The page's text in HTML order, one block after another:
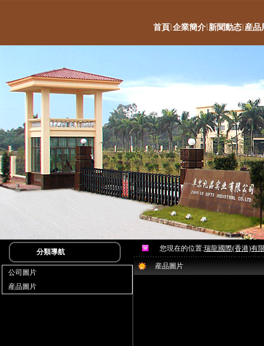
首頁 企業簡介 新聞動态 産品
分類導航
公司圖片
産品圖片
您現在的位置:瑞龍國際(香港)有
産品圖片